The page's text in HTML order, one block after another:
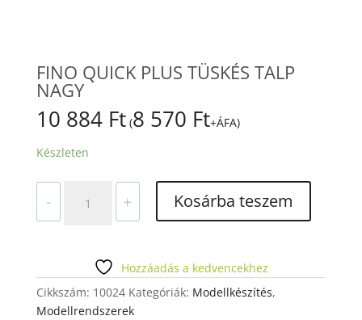
FINO QUICK PLUS TÜSKÉS TALP
NAGY
10 884 Ft (8 570 Ft+ÁFA)
Készleten
-
QUICK
NAGY
mennyiség
+ Kosárba teszem
Hozzáadás a kedvencekhez
Cikkszám: 10024 Kategóriák: Modellkészítés,
Modellrendszerek